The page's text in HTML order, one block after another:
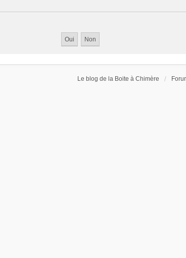
Le blog de la Boite à Chimère